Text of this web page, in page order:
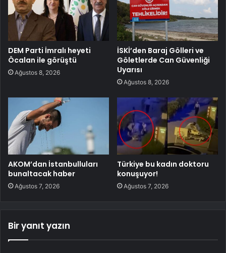
DEM Parti İmralı heyeti
Öcalan ile görüştü
Ağustos 8, 2026
İSKİ’den Baraj Gölleri ve
Göletlerde Can Güvenliği
Uyarısı
Ağustos 8, 2026
AKOM’dan İstanbulluları
bunaltacak haber
Ağustos 7, 2026
Türkiye bu kadın doktoru
konuşuyor!
Ağustos 7, 2026
Bir yanıt yazın